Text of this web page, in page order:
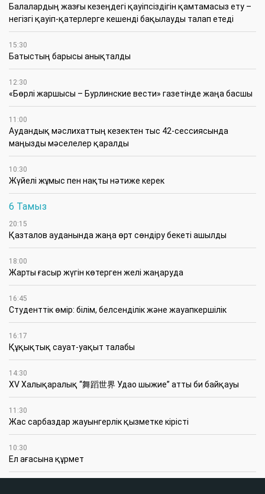
Балалардың жазғы кезеңдегі қауіпсіздігін қамтамасыз ету –
негізгі қауіп-қатерлерге кешенді бақылауды талап етеді
15:30
Батыстың барысы анықталды
12:30
«Бөрлі жаршысы – Бурлинские вести» газетінде жаңа басшы
11:00
Аудандық мәслихаттың кезектен тыс 42-сессиясында
маңызды мәселелер қаралды
10:30
Жүйелі жұмыс пен нақты нәтиже керек
6 Тамыз
20:15
Қазталов ауданында жаңа өрт сөндіру бекеті ашылды
18:00
Жарты ғасыр жүгін көтерген желі жаңаруда
16:45
Студенттік өмір: білім, белсенділік және жауапкершілік
16:17
Құқықтық сауат-уақыт талабы
14:30
XV Халықаралық “舞蹈世界 Удао шыжие” атты би байқауы
11:30
Жас сарбаздар жауынгерлік қызметке кірісті
10:30
Ел ағасына құрмет